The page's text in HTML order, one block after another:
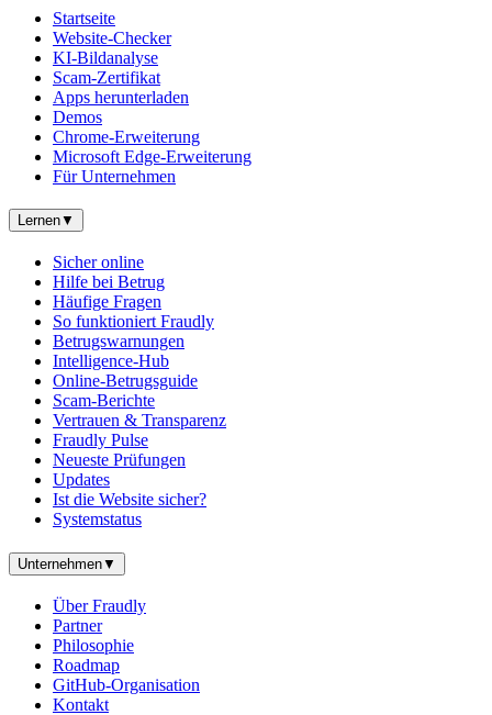
Startseite
Website-Checker
KI-Bildanalyse
Scam-Zertifikat
Apps herunterladen
Demos
Chrome-Erweiterung
Microsoft Edge-Erweiterung
Für Unternehmen
Lernen▼
Sicher online
Hilfe bei Betrug
Häufige Fragen
So funktioniert Fraudly
Betrugswarnungen
Intelligence-Hub
Online-Betrugsguide
Scam-Berichte
Vertrauen & Transparenz
Fraudly Pulse
Neueste Prüfungen
Updates
Ist die Website sicher?
Systemstatus
Unternehmen▼
Über Fraudly
Partner
Philosophie
Roadmap
GitHub-Organisation
Kontakt